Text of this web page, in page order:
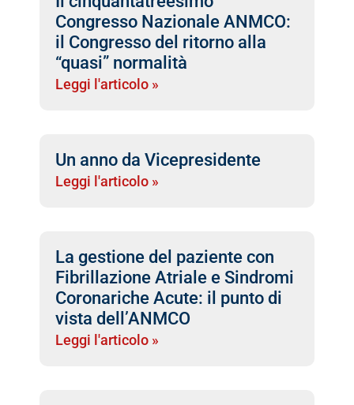
Congresso Nazionale ANMCO:
il Congresso del ritorno alla
“quasi” normalità
Leggi l'articolo »
Un anno da Vicepresidente
Leggi l'articolo »
La gestione del paziente con
Fibrillazione Atriale e Sindromi
Coronariche Acute: il punto di
vista dell’ANMCO
Leggi l'articolo »